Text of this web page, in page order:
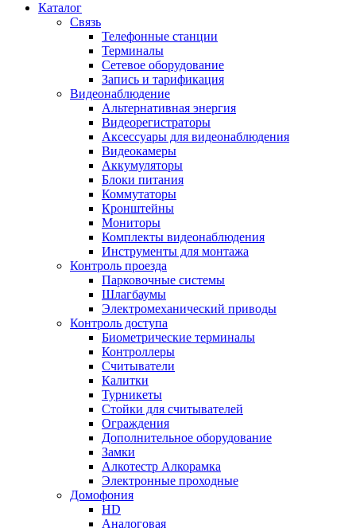
Каталог
Связь
Телефонные станции
Терминалы
Сетевое оборудование
Запись и тарификация
Видеонаблюдение
Альтернативная энергия
Видеорегистраторы
Аксессуары для видеонаблюдения
Видеокамеры
Аккумуляторы
Блоки питания
Коммутаторы
Кронштейны
Мониторы
Комплекты видеонаблюдения
Инструменты для монтажа
Контроль проезда
Парковочные системы
Шлагбаумы
Электромеханический приводы
Контроль доступа
Биометрические терминалы
Контроллеры
Считыватели
Калитки
Турникеты
Стойки для считывателей
Ограждения
Дополнительное оборудование
Замки
Алкотестр Алкорамка
Электронные проходные
Домофония
HD
Аналоговая